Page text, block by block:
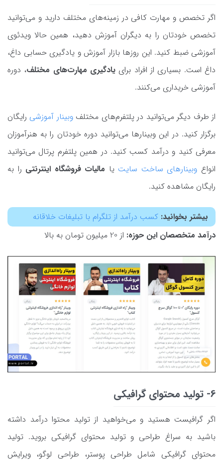
اگر تخصص و مهارت کافی در زمینه‌های مختلف دارید و می‌توانید
تخصص خودتان را به دیگران آموزش دهید، همین حالا ویدئوی
آموزشی ضبط کنید. این روزها بازار آموزش و یادگیری حسابی داغ،
داغ است. بسیاری از افراد برای یادگیری مهارت‌های مختلف، دوره
آموزشی خریداری می‌کنند.
از طرف دیگر می‌توانید در پلتفرم‌های مختلفوبینار آموزشی رایگان
برگزار کنید. در این وبینارها می‌توانید دوره خودتان را به هنرآموزان
معرفی کنید و درآمد کسب کنید. در همین پلتفرم پرتال می‌توانید
انواع وبینارهای ساخت سایت یا مالیات فروشگاه اینترنتی را به
رایگان مشاهده کنید.
بیشتر بخوانید: کسب درآمد از تلگرام با تبلیغات خلاقانه
درآمد متخصصان این حوزه: از 20 میلیون تومان به بالا
6- تولید محتوای گرافیکی
اگر گرافیست هستید و می‌خواهید از تولید محتوا درآمد داشته
باشید به سراغ طراحی و تولید محتوای گرافیکی بروید. تولید
محتوای گرافیکی شامل طراحی پوستر، طراحی لوگو، ویرایش